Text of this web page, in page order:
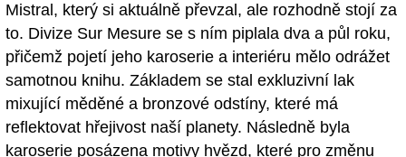
Mistral, který si aktuálně převzal, ale rozhodně stojí za
to. Divize Sur Mesure se s ním piplala dva a půl roku,
přičemž pojetí jeho karoserie a interiéru mělo odrážet
samotnou knihu. Základem se stal exkluzivní lak
mixující měděné a bronzové odstíny, které má
reflektovat hřejivost naší planety. Následně byla
karoserie posázena motivy hvězd, které pro změnu